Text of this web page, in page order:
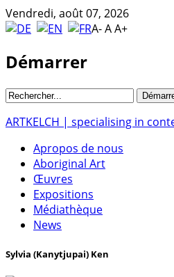
Vendredi, août 07, 2026
A-AA+
Démarrer
ARTKELCH | specialising in
Apropos de nous
Aboriginal Art
Œuvres
Expositions
Médiathèque
News
Sylvia (Kanytjupai) Ken